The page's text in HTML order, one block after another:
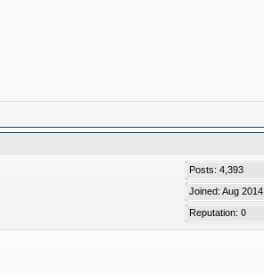
Posts: 4,393
Joined: Aug 2014
Reputation:0